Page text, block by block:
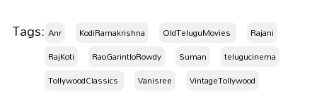
Tags: Anr KodiRamakrishna OldTeluguMovies ​
Rajani
RajKoti
RaoGarintloRowdy Suman
telugucinema
TollywoodClassics ​
Vanisree VintageTollywood